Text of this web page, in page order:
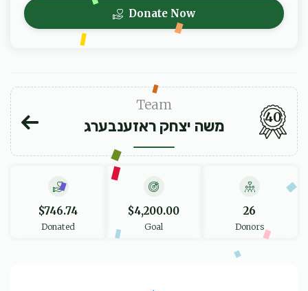
Donate Now
Team
משה יצחק ראזענבערג
40
$746.74
Donated
$4,200.00
Goal
26
Donors